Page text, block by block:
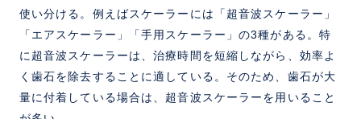
使い分ける。例えばスケーラーには「超音波スケーラー」
「エアスケーラー」「手用スケーラー」の3種がある。特
に超音波スケーラーは、治療時間を短縮しながら、効率よ
く歯石を除去することに適している。そのため、歯石が大
量に付着している場合は、超音波スケーラーを用いること